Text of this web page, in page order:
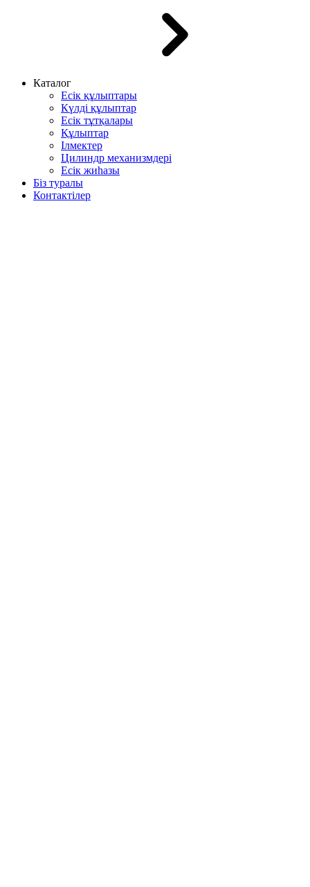
Каталог
Есік құлыптары
Күлді құлыптар
Есік тұтқалары
Құлыптар
Ілмектер
Цилиндр механизмдері
Есік жиһазы
Біз туралы
Контактілер